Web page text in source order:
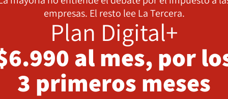
empresas. El resto lee La Tercera.
Plan Digital+
al mes, por
3 primeros meses